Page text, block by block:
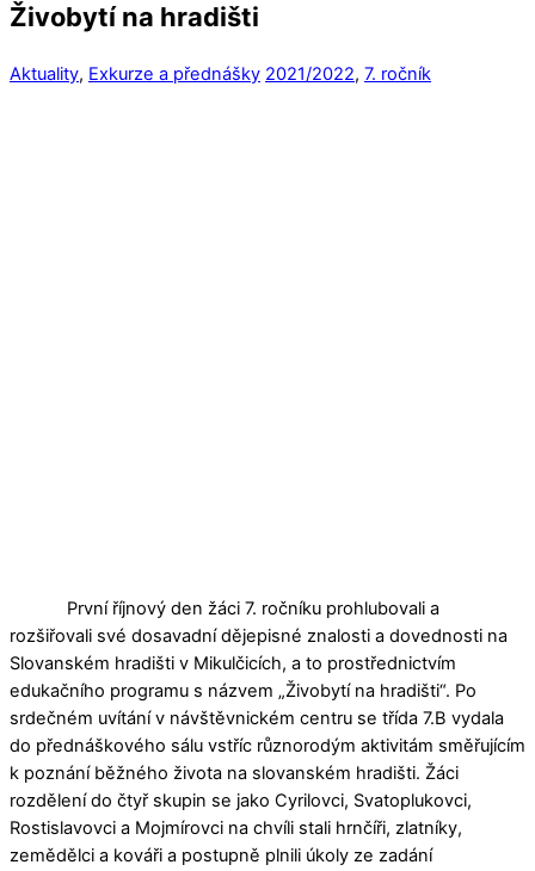
Živobytí na hradišti
Aktuality, Exkurze a přednášky 2021/2022, 7. ročník
První říjnový den žáci 7. ročníku prohlubovali a
rozšiřovali své dosavadní dějepisné znalosti a dovednosti na
Slovanském hradišti v Mikulčicích, a to prostřednictvím
edukačního programu s názvem „Živobytí na hradišti“. Po
srdečném uvítání v návštěvnickém centru se třída 7.B vydala
do přednáškového sálu vstříc různorodým aktivitám směřujícím
k poznání běžného života na slovanském hradišti. Žáci
rozdělení do čtyř skupin se jako Cyrilovci, Svatoplukovci,
Rostislavovci a Mojmírovci na chvíli stali hrnčíři, zlatníky,
zemědělci a kováři a postupně plnili úkoly ze zadání